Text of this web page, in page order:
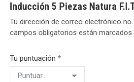
Inducción 5 Piezas Natura
Tu dirección de correo electrónico no
campos obligatorios están marcados
Tu puntuación *